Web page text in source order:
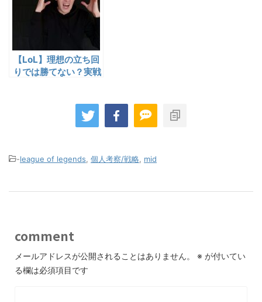
【LoL】理想の立ち回
りでは勝てない？実戦
-league of legends, 個人考察/戦略, mid
comment
メールアドレスが公開されることはありません。 ※ が付いてい
る欄は必須項目です